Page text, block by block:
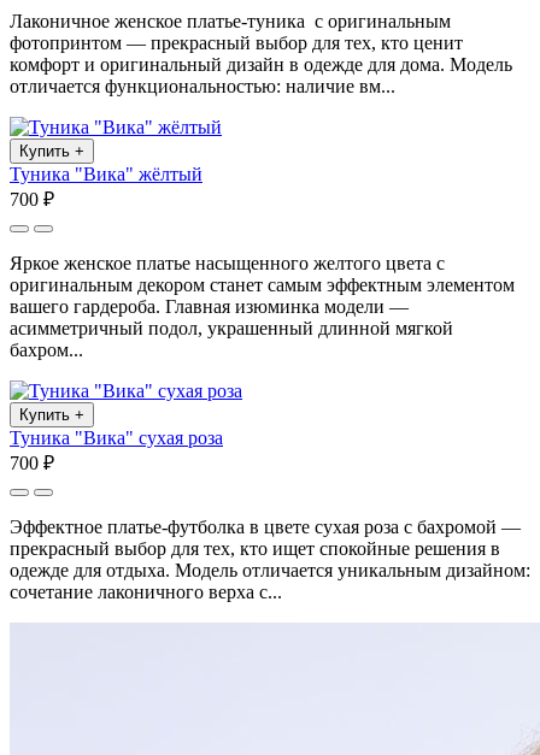
Лаконичное женское платье-туника с оригинальным
фотопринтом — прекрасный выбор для тех, кто ценит
комфорт и оригинальный дизайн в одежде для дома. Модель
отличается функциональностью: наличие вм...
Купить +
Туника "Вика" жёлтый
700 ₽
Яркое женское платье насыщенного желтого цвета с
оригинальным декором станет самым эффектным элементом
вашего гардероба. Главная изюминка модели —
асимметричный подол, украшенный длинной мягкой
бахром...
Купить +
Туника "Вика" сухая роза
700 ₽
Эффектное платье-футболка в цвете сухая роза с бахромой —
прекрасный выбор для тех, кто ищет спокойные решения в
одежде для отдыха. Модель отличается уникальным дизайном:
сочетание лаконичного верха с...